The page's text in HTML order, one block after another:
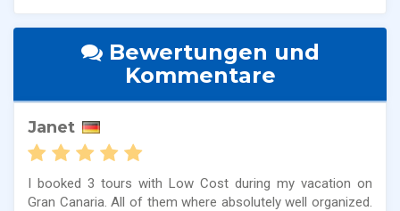
Bewertungen und
Kommentare
Janet
I booked 3 tours with Low Cost during my vacation on
Gran Canaria. All of them where absolutely well organized.